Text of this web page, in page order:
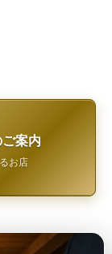
案内
お店